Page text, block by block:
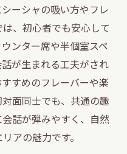
シャタイムの作り方
ーシャの吸い方やフレ
、初心者でも安心して
ンター席や半個室スペ
が生まれる工夫がされ
すめのフレーバーや楽
面同士でも、共通の趣
話が弾みやすく、自然
アの魅力です。